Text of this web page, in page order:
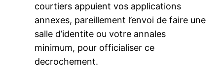
courtiers appuient vos applications
annexes, pareillement l’envoi de faire une
salle d’identite ou votre annales
minimum, pour officialiser ce
decrochement.